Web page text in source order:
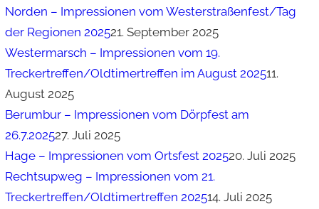
Norden – Impressionen vom Westerstraßenfest/Tag
der Regionen 202521. September 2025
Westermarsch – Impressionen vom 19.
Treckertreffen/Oldtimertreffen im August 202511.
August 2025
Berumbur – Impressionen vom Dörpfest am
26.7.202527. Juli 2025
Hage – Impressionen vom Ortsfest 202520. Juli 2025
Rechtsupweg – Impressionen vom 21.
Treckertreffen/Oldtimertreffen 202514. Juli 2025